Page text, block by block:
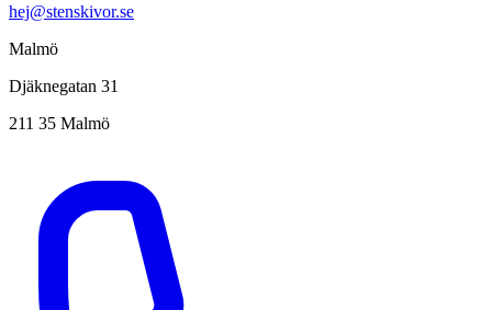
hej@stenskivor.se
Malmö
Djäknegatan 31
211 35 Malmö